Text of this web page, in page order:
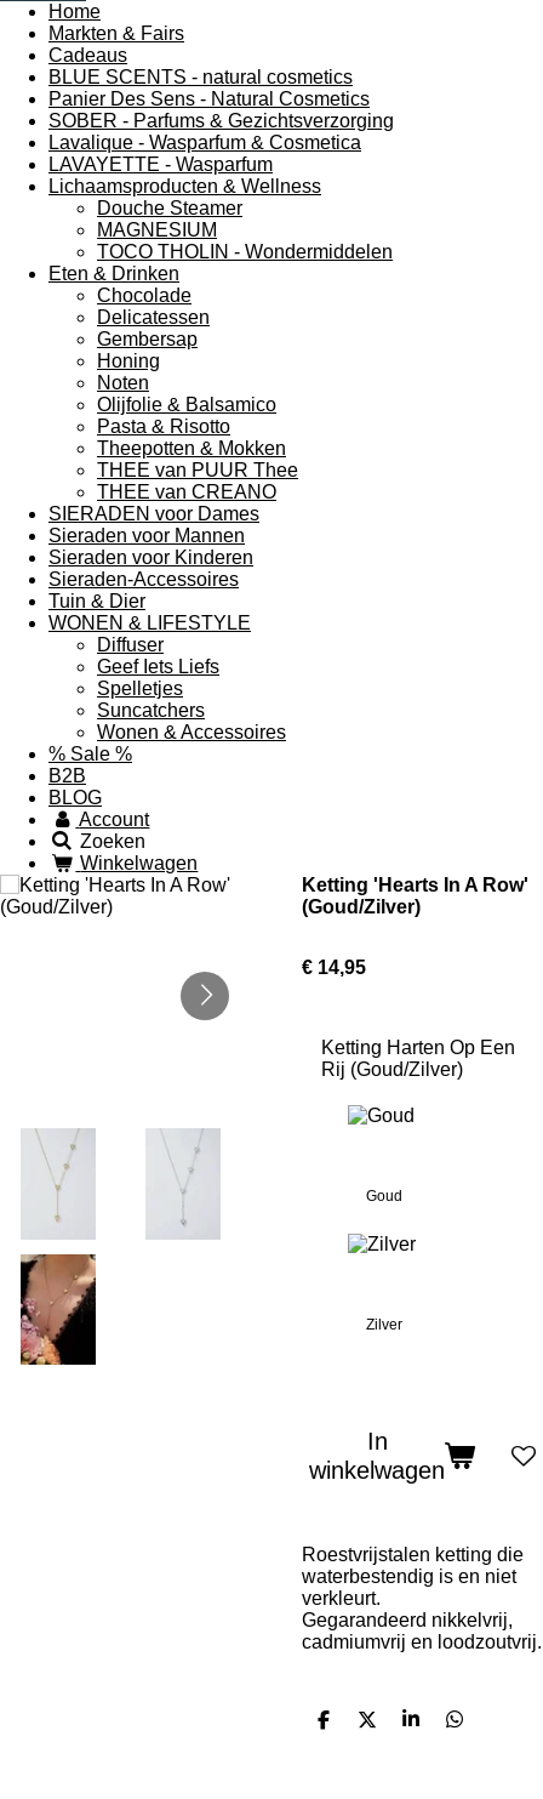
Home
Markten & Fairs
Cadeaus
BLUE SCENTS - natural cosmetics
Panier Des Sens - Natural Cosmetics
SOBER - Parfums & Gezichtsverzorging
Lavalique - Wasparfum & Cosmetica
LAVAYETTE - Wasparfum
Lichaamsproducten & Wellness
Douche Steamer
MAGNESIUM
TOCO THOLIN - Wondermiddelen
Eten & Drinken
Chocolade
Delicatessen
Gembersap
Honing
Noten
Olijfolie & Balsamico
Pasta & Risotto
Theepotten & Mokken
THEE van PUUR Thee
THEE van CREANO
SIERADEN voor Dames
Sieraden voor Mannen
Sieraden voor Kinderen
Sieraden-Accessoires
Tuin & Dier
WONEN & LIFESTYLE
Diffuser
Geef Iets Liefs
Spelletjes
Suncatchers
Wonen & Accessoires
% Sale %
B2B
BLOG
Account
Zoeken
Winkelwagen
Ketting 'Hearts In A Row'
(Goud/Zilver)
€ 14,95
Ketting Harten Op Een
Rij (Goud/Zilver)
Goud
Zilver
In
winkelwagen
Roestvrijstalen ketting die
waterbestendig is en niet
verkleurt.
Gegarandeerd nikkelvrij,
cadmiumvrij en loodzoutvrij.
D
D
S
D